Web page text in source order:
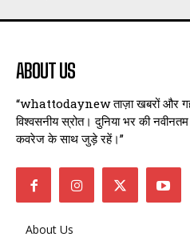
ABOUT US
“whattodaynew ताज़ा खबरों और
विश्वसनीय स्रोत। दुनिया भर की
कवरेज के साथ जुड़े रहें।”
About Us